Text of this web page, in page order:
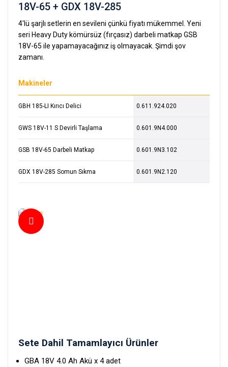
18V-65 + GDX 18V-285
4'lü şarjlı setlerin en sevileni çünkü fiyatı mükemmel. Yeni
seri Heavy Duty kömürsüz (fırçasız) darbeli matkap GSB
18V-65 ile yapamayacağınız iş olmayacak. Şimdi şov
zamanı.
Makineler
GBH 185-LI Kırıcı Delici 0.611.924.020
GWS 18V-11 S Devirli Taşlama 0.601.9N4.000
GSB 18V-65 Darbeli Matkap 0.601.9N3.102
GDX 18V-285 Somun Sıkma 0.601.9N2.120
Sete Dahil Tamamlayıcı Ürünler
GBA 18V 4.0 Ah Akü x 4 adet